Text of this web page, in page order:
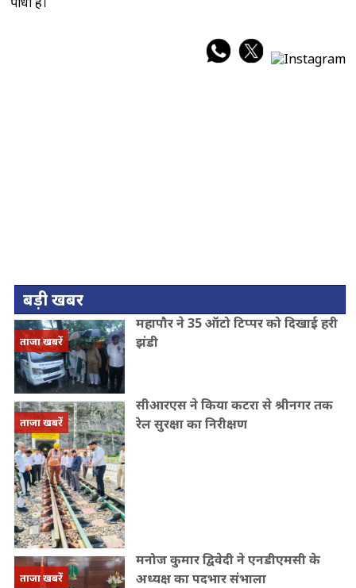
बड़ी खबर
ताजा खबरें
महापौर ने 35 ऑटो टिप्पर को दिखाई हरी
झंडी
ताजा खबरें
सीआरएस ने किया कटरा से श्रीनगर तक
रेल सुरक्षा का निरीक्षण
ताजा खबरें
मनोज कुमार द्विवेदी ने एनडीएमसी के
अध्यक्ष का पदभार संभाला